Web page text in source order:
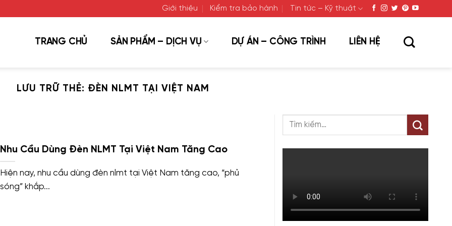
Giới thiệu Kiểm tra bảo hành Tin tức – Kỹ thuật
TRANG CHỦ SẢN PHẨM – DỊCH VỤ DỰ ÁN – CÔNG TRÌNH LIÊN HỆ
LƯU TRỮ THẺ: ĐÈN NLMT TẠI VIỆT NAM
Nhu Cầu Dùng Đèn NLMT Tại Việt Nam Tăng Cao
Hiện nay, nhu cầu dùng đèn nlmt tại Việt Nam tăng cao, “phủ
sóng” khắp...